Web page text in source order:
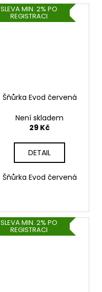
SLEVA MIN. 2% PO
REGISTRACI
Šňůrka Evod červená
Není skladem
29 Kč
DETAIL
Šňůrka Evod červená
SLEVA MIN. 2% PO
REGISTRACI